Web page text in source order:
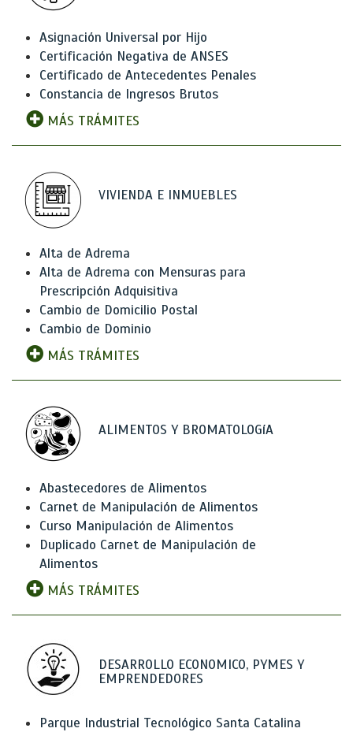
Asignación Universal por Hijo
Certificación Negativa de ANSES
Certificado de Antecedentes Penales
Constancia de Ingresos Brutos
MÁS TRÁMITES
VIVIENDA E INMUEBLES
Alta de Adrema
Alta de Adrema con Mensuras para
Prescripción Adquisitiva
Cambio de Domicilio Postal
Cambio de Dominio
MÁS TRÁMITES
ALIMENTOS Y BROMATOLOGíA
Abastecedores de Alimentos
Carnet de Manipulación de Alimentos
Curso Manipulación de Alimentos
Duplicado Carnet de Manipulación de
Alimentos
MÁS TRÁMITES
DESARROLLO ECONOMICO, PYMES Y
EMPRENDEDORES
Parque Industrial Tecnológico Santa Catalina